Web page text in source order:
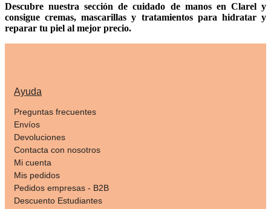
Descubre nuestra sección de cuidado de manos en Clarel y
consigue cremas, mascarillas y tratamientos para hidratar y
reparar tu piel al mejor precio.
Ayuda
Preguntas frecuentes
Envíos
Devoluciones
Contacta con nosotros
Mi cuenta
Mis pedidos
Pedidos empresas - B2B
Descuento Estudiantes